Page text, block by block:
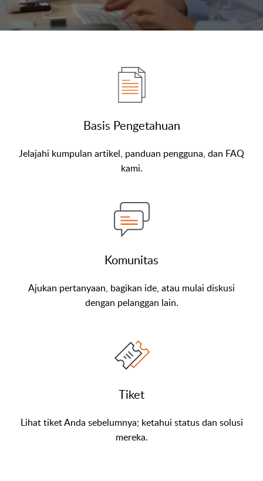
Basis Pengetahuan
Jelajahi kumpulan artikel, panduan pengguna, dan FAQ
kami.
Komunitas
Ajukan pertanyaan, bagikan ide, atau mulai diskusi
dengan pelanggan lain.
Tiket
Lihat tiket Anda sebelumnya; ketahui status dan solusi
mereka.